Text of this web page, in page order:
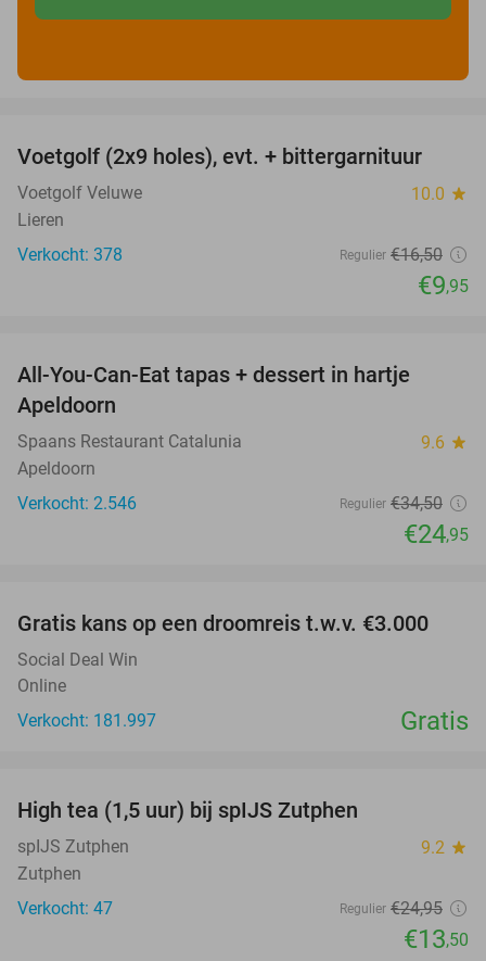
40%
Voetgolf (2x9 holes), evt. + bittergarnituur
Voetgolf Veluwe 10.0 star
Lieren
Verkocht: 378
Regulier €16,50
€9,95
All-You-Can-Eat tapas + dessert in hartje
Apeldoorn
Spaans Restaurant Catalunia 9.6 star
Apeldoorn
Verkocht: 2.546
Regulier €34,50
€24,95
Gratis kans op een droomreis t.w.v. €3.000
Social Deal Win
Online
Verkocht: 181.997
Gratis
High tea (1,5 uur) bij spIJS Zutphen
spIJS Zutphen 9.2 star
Zutphen
Verkocht: 47
Regulier €24,95
€13,50